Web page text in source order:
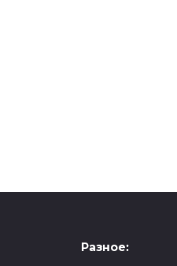
Разное: